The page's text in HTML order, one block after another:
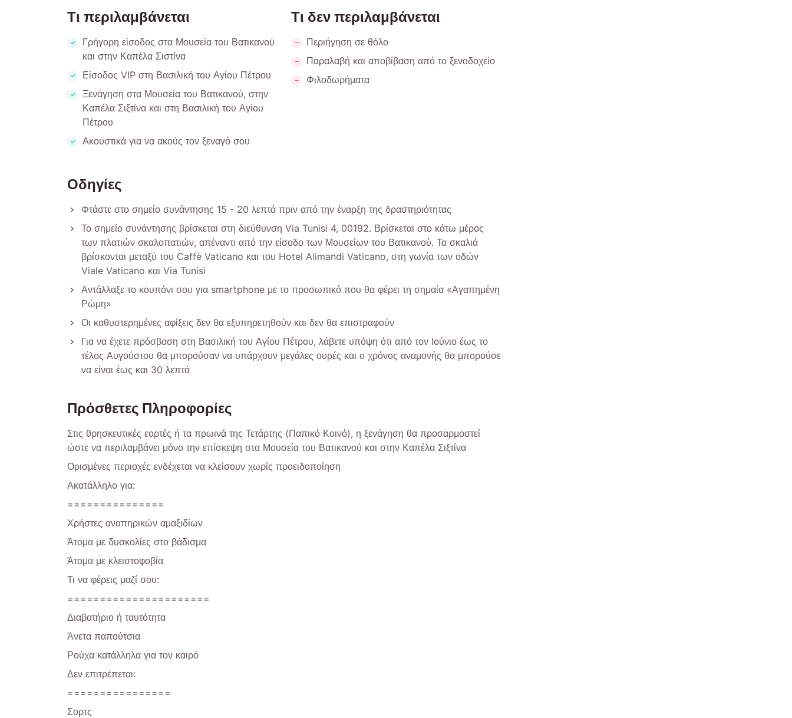
Τι περιλαμβάνεται
Γρήγορη είσοδος στα Μουσεία του Βατικανού
και στην Καπέλα Σιστίνα
Είσοδος VIP στη Βασιλική του Αγίου Πέτρου
Ξενάγηση στα Μουσεία του Βατικανού, στην
Καπέλα Σιξτίνα και στη Βασιλική του Αγίου
Πέτρου
Ακουστικά για να ακούς τον ξεναγό σου
Τι δεν περιλαμβάνεται
Περιήγηση σε θόλο
Παραλαβή και αποβίβαση από το ξενοδοχείο
Φιλοδωρήματα
Οδηγίες
Φτάστε στο σημείο συνάντησης 15 - 20 λεπτά πριν από την έναρξη της δραστηριότητας
Το σημείο συνάντησης βρίσκεται στη διεύθυνση Via Tunisi 4, 00192. Βρίσκεται στο κάτω μέρος
των πλατιών σκαλοπατιών, απέναντι από την είσοδο των Μουσείων του Βατικανού. Τα σκαλιά
βρίσκονται μεταξύ του Caffè Vaticano και του Hotel Alimandi Vaticano, στη γωνία των οδών
Viale Vaticano και Via Tunisi
Αντάλλαξε το κουπόνι σου για smartphone με το προσωπικό που θα φέρει τη σημαία «Αγαπημένη
Ρώμη»
Οι καθυστερημένες αφίξεις δεν θα εξυπηρετηθούν και δεν θα επιστραφούν
Για να έχετε πρόσβαση στη Βασιλική του Αγίου Πέτρου, λάβετε υπόψη ότι από τον Ιούνιο έως το
τέλος Αυγούστου θα μπορούσαν να υπάρχουν μεγάλες ουρές και ο χρόνος αναμονής θα μπορούσε
να είναι έως και 30 λεπτά
Πρόσθετες Πληροφορίες
Στις θρησκευτικές εορτές ή τα πρωινά της Τετάρτης (Παπικό Κοινό), η ξενάγηση θα προσαρμοστεί
ώστε να περιλαμβάνει μόνο την επίσκεψη στα Μουσεία του Βατικανού και στην Καπέλα Σιξτίνα
Ορισμένες περιοχές ενδέχεται να κλείσουν χωρίς προειδοποίηση
Ακατάλληλο για:
===============
Χρήστες αναπηρικών αμαξιδίων
Άτομα με δυσκολίες στο βάδισμα
Άτομα με κλειστοφοβία
Τι να φέρεις μαζί σου:
======================
Διαβατήριο ή ταυτότητα
Άνετα παπούτσια
Ρούχα κατάλληλα για τον καιρό
Δεν επιτρέπεται:
================
Σορτς